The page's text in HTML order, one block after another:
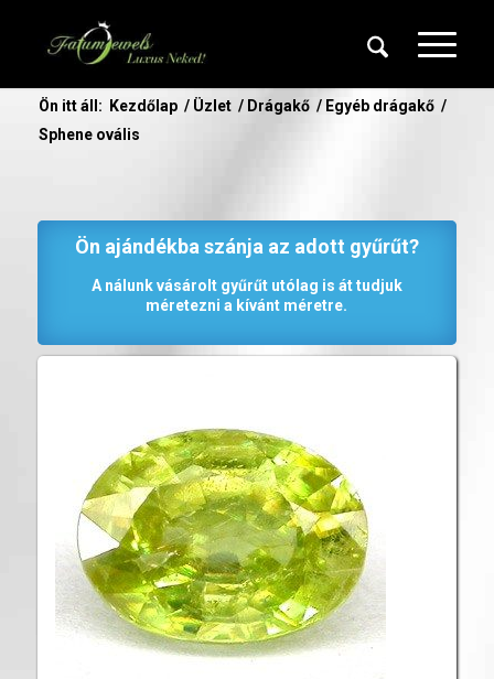
Ön itt áll: Kezdőlap / Üzlet / Drágakő / Egyéb drágakő /
Sphene ovális
Ön ajándékba szánja az adott gyűrűt?
A nálunk vásárolt gyűrűt utólag is át tudjuk
méretezni a kívánt méretre.